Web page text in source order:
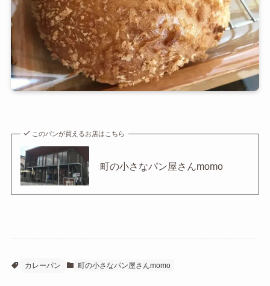
このパンが買えるお店はこちら
町の小さなパン屋さんmomo
カレーパン 町の小さなパン屋さんmomo